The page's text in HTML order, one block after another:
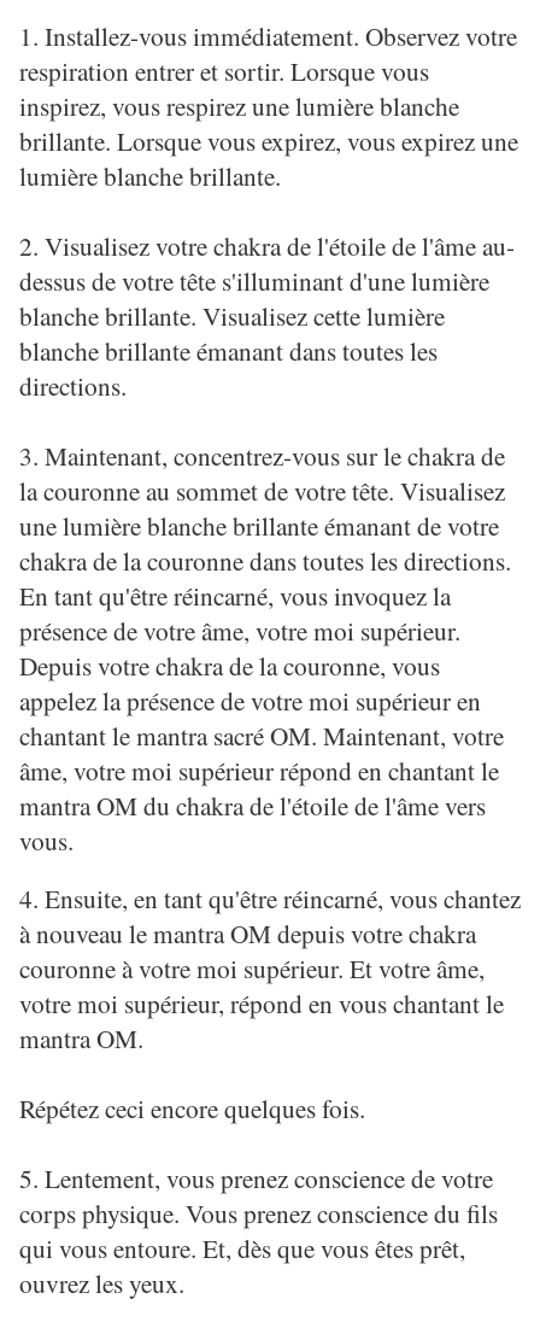
1. Installez-vous immédiatement. Observez votre
respiration entrer et sortir. Lorsque vous
inspirez, vous respirez une lumière blanche
brillante. Lorsque vous expirez, vous expirez une
lumière blanche brillante.
2. Visualisez votre chakra de l'étoile de l'âme au-
dessus de votre tête s'illuminant d'une lumière
blanche brillante. Visualisez cette lumière
blanche brillante émanant dans toutes les
directions.
3. Maintenant, concentrez-vous sur le chakra de
la couronne au sommet de votre tête. Visualisez
une lumière blanche brillante émanant de votre
chakra de la couronne dans toutes les directions.
En tant qu'être réincarné, vous invoquez la
présence de votre âme, votre moi supérieur.
Depuis votre chakra de la couronne, vous
appelez la présence de votre moi supérieur en
chantant le mantra sacré OM. Maintenant, votre
âme, votre moi supérieur répond en chantant le
mantra OM du chakra de l'étoile de l'âme vers
vous.
4. Ensuite, en tant qu'être réincarné, vous chantez
à nouveau le mantra OM depuis votre chakra
couronne à votre moi supérieur. Et votre âme,
votre moi supérieur, répond en vous chantant le
mantra OM.
Répétez ceci encore quelques fois.
5. Lentement, vous prenez conscience de votre
corps physique. Vous prenez conscience du fils
qui vous entoure. Et, dès que vous êtes prêt,
ouvrez les yeux.